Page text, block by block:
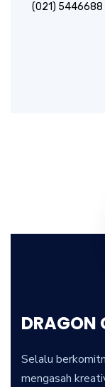
(021) 5446688
Selalu
mengasah